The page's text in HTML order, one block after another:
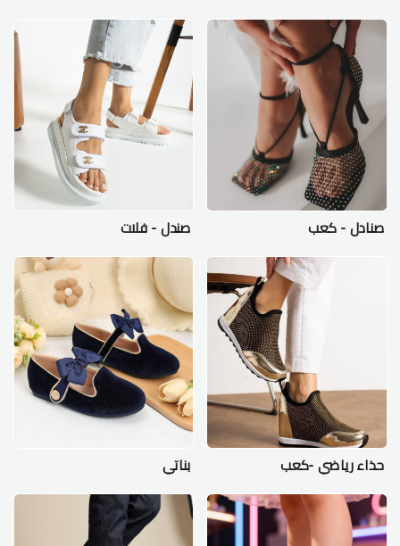
صنادل - كعب صندل - فلات
حذاء رياضي -كعب بناتي